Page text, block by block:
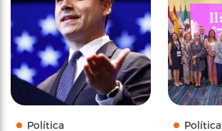
Política Política